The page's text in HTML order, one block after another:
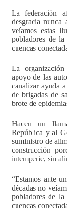
La federación
desgracia nunca
veíamos estas
pobladores de
cuencas
La
apoyo de las
canalizar ayuda
de brigadas de
brote de
Hacen un
República y al
suministro de
construcción
intemperie, sin
“Estamos ante
décadas no
pobladores de
cuencas